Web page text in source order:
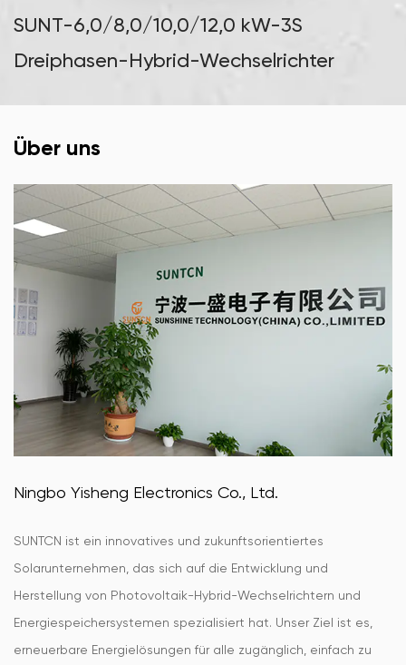
SUNT-6,0/8,0/10,0/12,0 kW-3S
Dreiphasen-Hybrid-Wechselrichter
Über uns
Ningbo Yisheng Electronics Co., Ltd.
SUNTCN ist ein innovatives und zukunftsorientiertes
Solarunternehmen, das sich auf die Entwicklung und
Herstellung von Photovoltaik-Hybrid-Wechselrichtern und
Energiespeichersystemen spezialisiert hat. Unser Ziel ist es,
erneuerbare Energielösungen für alle zugänglich, einfach zu